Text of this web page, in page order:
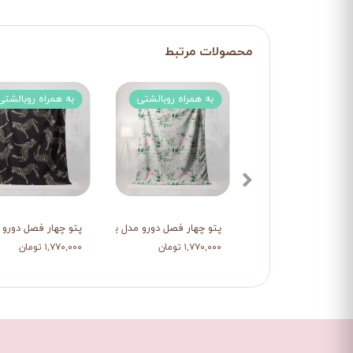
پتو چهار فصل دورو
۱,۷۷۰,۰۰۰ تومان
به همراه
پتو چهار فصل دورو مدل برگ و گل
۱,۷۷۰,۰۰۰ تومان
به همراه روبالشتی